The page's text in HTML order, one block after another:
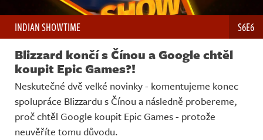
INDIAN SHOWTIME S6E6
Blizzard končí s Čínou a Google chtěl
koupit Epic Games?!
Neskutečné dvě velké novinky - komentujeme konec
spolupráce Blizzardu s Čínou a následně probereme,
proč chtěl Google koupit Epic Games - protože
neuvěříte tomu důvodu.